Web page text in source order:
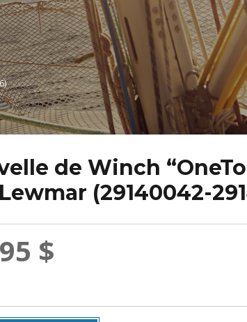
de Winch
(29140042-
$